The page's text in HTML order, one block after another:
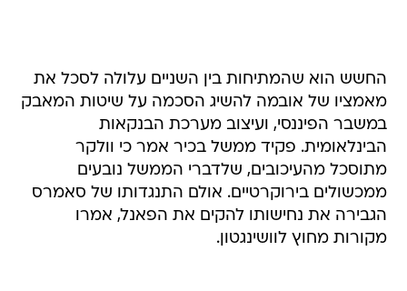
החשש הוא שהמתיחות בין השניים עלולה לסכל את
מאמציו של אובמה להשיג הסכמה על שיטות המאבק
במשבר הפיננסי, ועיצוב מערכת הבנקאות
הבינלאומית. פקיד ממשל בכיר אמר כי וולקר
מתוסכל מהעיכובים, שלדברי הממשל נובעים
ממכשולים בירוקרטיים. אולם התנגדותו של סאמרס
הגבירה את נחישותו להקים את הפאנל, אמרו
מקורות מחוץ לוושינגטון.